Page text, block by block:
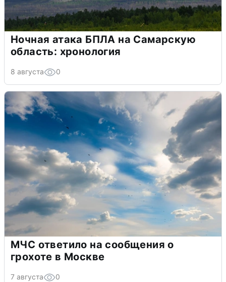
Ночная атака БПЛА на Самарскую
область: хронология
8 августа 0
МЧС ответило на сообщения о
грохоте в Москве
7 августа 0